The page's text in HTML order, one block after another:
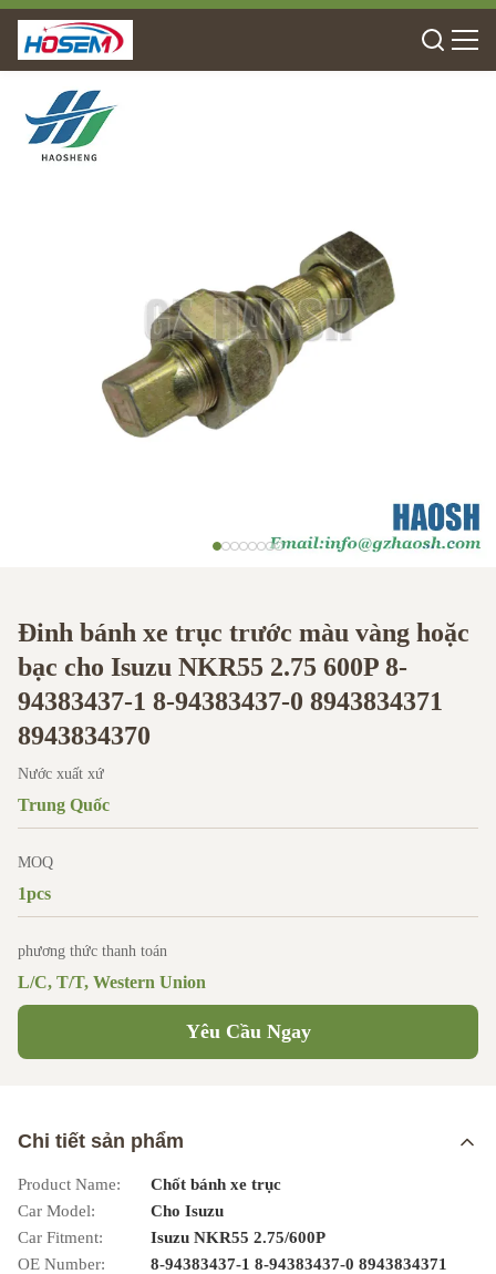
Đinh bánh xe trục trước màu vàng hoặc
bạc cho Isuzu NKR55 2.75 600P 8-
94383437-1 8-94383437-0 8943834371
8943834370
Nước xuất xứ
Trung Quốc
MOQ
1pcs
phương thức thanh toán
L/C, T/T, Western Union
Yêu Cầu Ngay
Chi tiết sản phẩm
Product Name:
Chốt bánh xe trục
Car Model:
Cho Isuzu
Car Fitment:
Isuzu NKR55 2.75/600P
OE Number:
8-94383437-1 8-94383437-0 8943834371